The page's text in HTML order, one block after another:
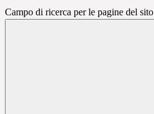
Campo di ricerca per le pagine del sito